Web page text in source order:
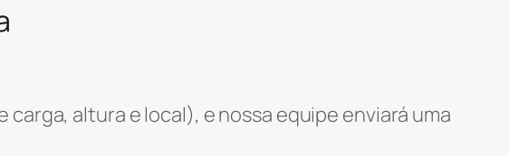
altura e local), e nossa equipe enviará uma